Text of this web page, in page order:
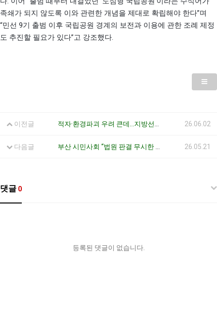
족쇄가 되지 않도록 이와 관련한 개념을 제대로 확립해야 한다”며
“민선 9기 출범 이후 국립공원 경계의 보전과 이용에 관한 조례 제정
도 추진할 필요가 있다”고 강조했다.
이전글 26.06.02
다음글 26.05.21
댓글 0
등록된 댓글이 없습니다.